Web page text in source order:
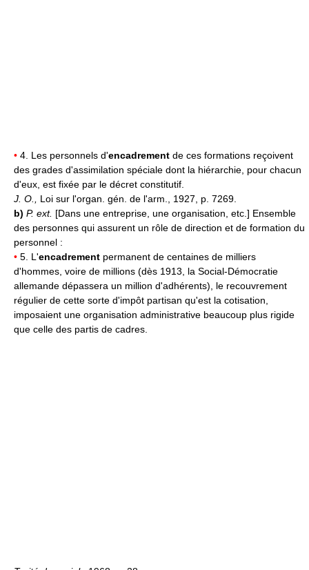
• 4. Les personnels d'encadrement de ces formations reçoivent
des grades d'assimilation spéciale dont la hiérarchie, pour chacun
d'eux, est fixée par le décret constitutif.
J. O.,
Loi sur l'organ. gén. de l'arm., 1927, p. 7269.
b) P. ext. [Dans une entreprise, une organisation, etc.] Ensemble
des personnes qui assurent un rôle de direction et de formation du
personnel :
• 5. L'encadrement permanent de centaines de milliers
d'hommes, voire de millions (dès 1913, la Social-Démocratie
allemande dépassera un million d'adhérents), le recouvrement
régulier de cette sorte d'impôt partisan qu'est la cotisation,
imposaient une organisation administrative beaucoup plus rigide
que celle des partis de cadres.